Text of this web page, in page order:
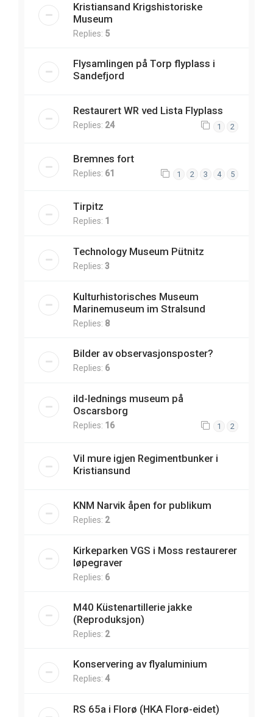
Kristiansand Krigshistoriske
Museum
Replies: 5
Flysamlingen på Torp flyplass i
Sandefjord
Restaurert WR ved Lista Flyplass
Replies: 24 1 2
Bremnes fort
Replies: 61 1 2 3 4 5
Tirpitz
Replies: 1
Technology Museum Pütnitz
Replies: 3
Kulturhistorisches Museum
Marinemuseum im Stralsund
Replies: 8
Bilder av observasjonsposter?
Replies: 6
ild-lednings museum på
Oscarsborg
Replies: 16 1 2
Vil mure igjen Regimentbunker i
Kristiansund
KNM Narvik åpen for publikum
Replies: 2
Kirkeparken VGS i Moss restaurerer
løpegraver
Replies: 6
M40 Küstenartillerie jakke
(Reproduksjon)
Replies: 2
Konservering av flyaluminium
Replies: 4
RS 65a i Florø (HKA Florø-eidet)